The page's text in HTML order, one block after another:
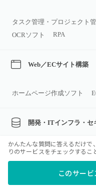
タスク管理・プロジェクト
OCRソフト
RPA
Web／ECサイト構築
ホームページ作成ソフト
開発・ITインフラ・セ
ノーコード・ローコード開発
かんたんな質問に答えるだけ
りのサービスをチェックするこ
このサー